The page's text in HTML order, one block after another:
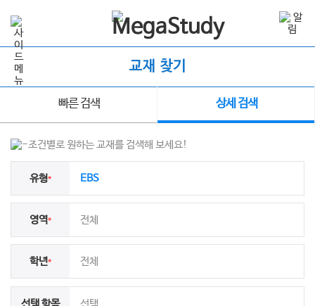
교재 찾기
빠른 검색 상세 검색
조건별로 원하는 교재를 검색해 보세요!
유형* EBS
영역* 전체
학년* 전체
선택 항목 선택